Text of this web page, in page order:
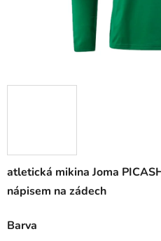
atletická mikina Joma
nápisem na zádech
Barva